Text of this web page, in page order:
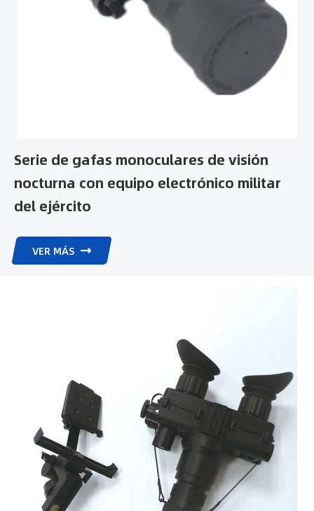
visión nocturna CXXMZRR0815A cuenta con 5 modos de
imagen. El modo de color de las imágenes de visión
nocturna se puede cambiar mediante el menú de paletas.
Está equipado con 5 paletas, lo que permite a los usuarios
obtener imágenes estables en condiciones climáticas
extremas.Equilibrio entre tamaño y rendimiento: Es
precisión los detalles de la observación. Además, utiliza
una longitud de onda infrarroja de 850 nm, lo que facilita la
observación nítida incluso en entornos nocturnos. 该设备的
电池续航时间是多少？产品的尺寸和重量是多少？产品价格是多
Serie de gafas monoculares de visión
nocturna con equipo electrónico militar
del ejército
VER MÁS